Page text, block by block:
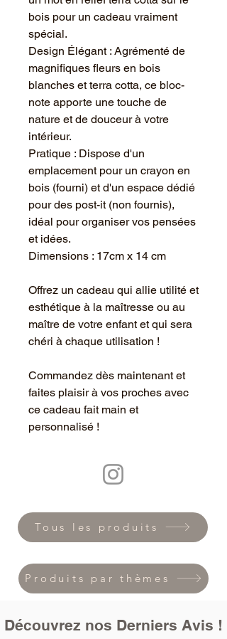
bois pour un cadeau vraiment
spécial.
Design Élégant : Agrémenté de
magnifiques fleurs en bois
blanches et terra cotta, ce bloc-
note apporte une touche de
nature et de douceur à votre
intérieur.
Pratique : Dispose d'un
emplacement pour un crayon en
bois (fourni) et d'un espace dédié
pour des post-it (non fournis),
idéal pour organiser vos pensées
et idées.
Dimensions : 17cm x 14 cm
Offrez un cadeau qui allie utilité et
esthétique à la maîtresse ou au
maître de votre enfant et qui sera
chéri à chaque utilisation !
Commandez dès maintenant et
faites plaisir à vos proches avec
ce cadeau fait main et
personnalisé !
Tous les produits
Produits par thèmes
Découvrez nos Derniers Avis !